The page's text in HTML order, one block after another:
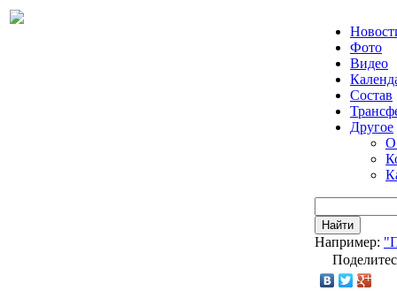
Фото
Видео
Состав
Другое
О
Найти
Например: